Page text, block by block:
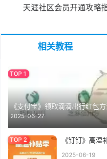
天涯社区会员开通攻略
相关教程
《支付宝》领取滴滴出行红包
2025-06-27
《钉钉》高温
2025-06-19